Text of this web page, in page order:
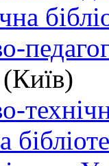
(Київ)